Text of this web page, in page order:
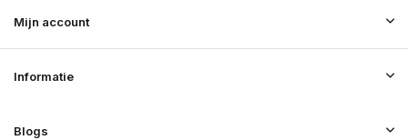
Mijn account
Informatie
Blogs